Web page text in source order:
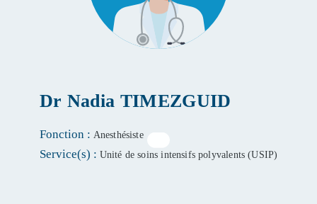
DrNadia TIMEZGUID
Fonction : Anesthésiste
Service(s) : Unité de soins intensifs polyvalents (USIP)